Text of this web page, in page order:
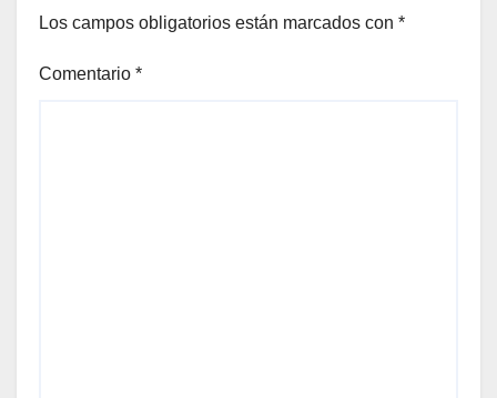
Los campos obligatorios están marcados con *
Comentario *